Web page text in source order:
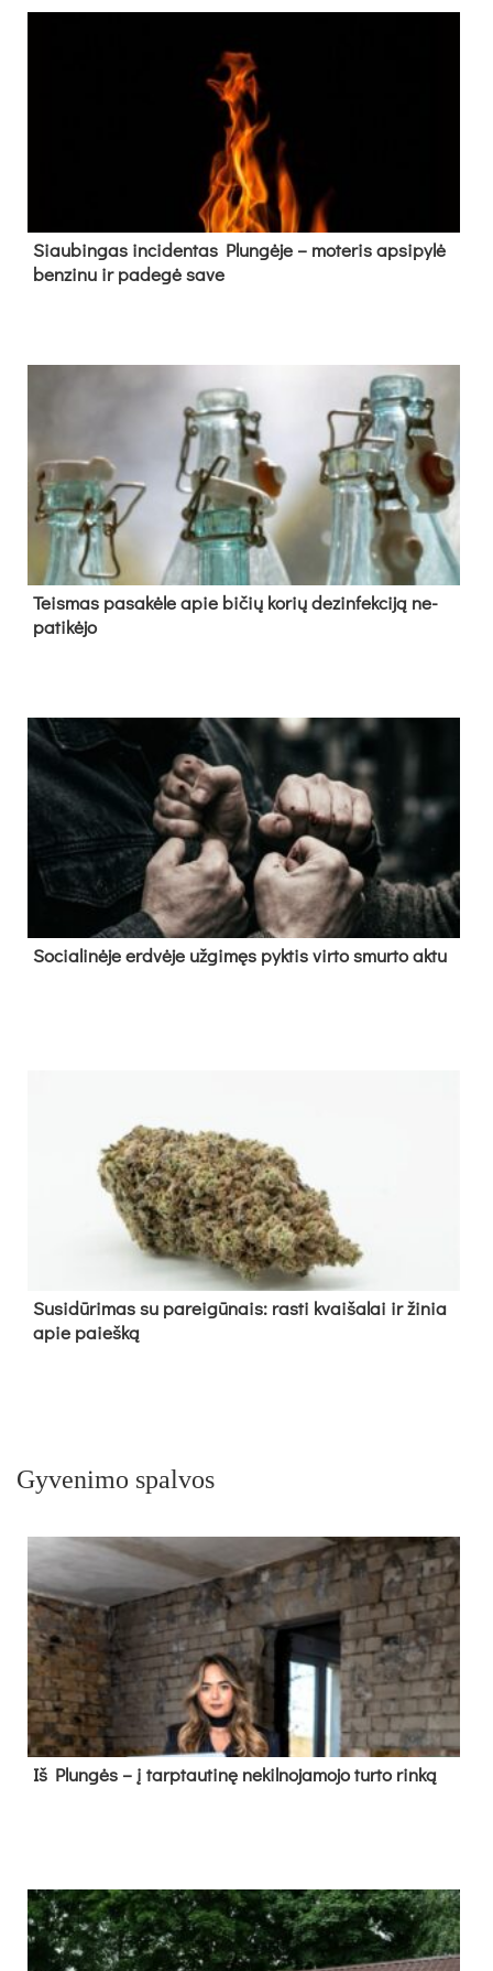
Siau­bin­gas in­ci­den­tas Plun­gė­je – mo­te­ris ap­si­py­lė
ben­zi­nu ir pa­de­gė sa­ve
Teis­mas pa­sa­kė­le apie bi­čių ko­rių de­zin­fek­ci­ją ne­
pa­ti­kė­jo
So­cia­li­nė­je erd­vė­je už­gi­męs pyk­tis vir­to smur­to ak­tu
Su­si­dū­ri­mas su pa­rei­gū­nais: ras­ti kvai­ša­lai ir ži­nia
apie paieš­ką
Gyvenimo spalvos
Iš Plungės – į tarptautinę nekilnojamojo turto rinką